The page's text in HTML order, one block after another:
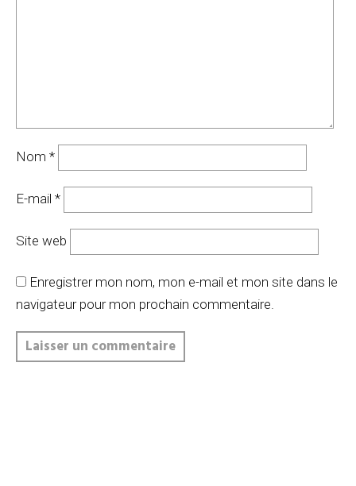
Nom *
E-mail *
Site web
Enregistrer mon nom, mon e-mail et mon site dans le
navigateur pour mon prochain commentaire.